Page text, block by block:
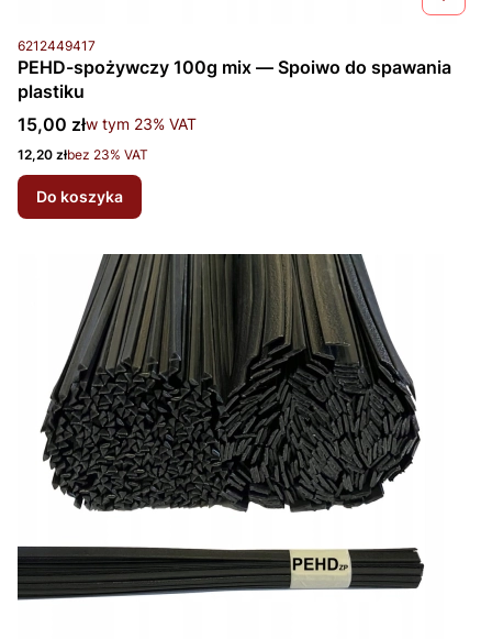
Kod produktu
6212449417
PEHD-spożywczy 100g mix — Spoiwo do spawania
plastiku
Cena brutto
15,00 złw tym %s VAT
w tym 23% VAT
Cena netto
12,20 złbez 23% VAT
Do koszyka